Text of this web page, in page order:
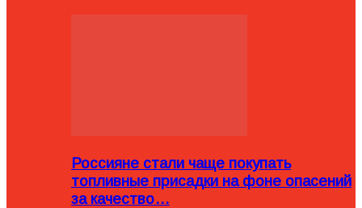
Россияне стали чаще покупать
топливные присадки на фоне опасений
за качество…